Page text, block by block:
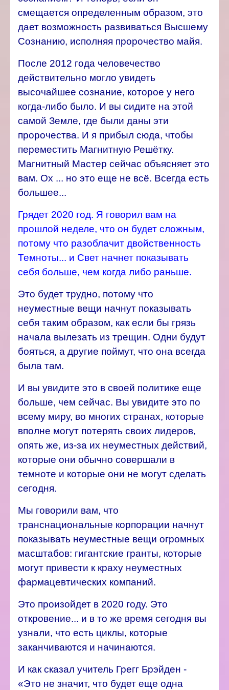
смещается определенным образом, это
дает возможность развиваться Высшему
Сознанию, исполняя пророчество майя.
После 2012 года человечество
действительно могло увидеть
высочайшее сознание, которое у него
когда-либо было. И вы сидите на этой
самой Земле, где были даны эти
пророчества. И я прибыл сюда, чтобы
переместить Магнитную Решётку.
Магнитный Мастер сейчас объясняет это
вам. Ох ... но это еще не всё. Всегда есть
большее...
Грядет 2020 год. Я говорил вам на
прошлой неделе, что он будет сложным,
потому что разоблачит двойственность
Темноты... и Свет начнет показывать
себя больше, чем когда либо раньше.
Это будет трудно, потому что
неуместные вещи начнут показывать
себя таким образом, как если бы грязь
начала вылезать из трещин. Одни будут
бояться, а другие поймут, что она всегда
была там.
И вы увидите это в своей политике еще
больше, чем сейчас. Вы увидите это по
всему миру, во многих странах, которые
вполне могут потерять своих лидеров,
опять же, из-за их неуместных действий,
которые они обычно совершали в
темноте и которые они не могут сделать
сегодня.
Мы говорили вам, что
транснациональные корпорации начнут
показывать неуместные вещи огромных
масштабов: гигантские гранты, которые
могут привести к краху неуместных
фармацевтических компаний.
Это произойдет в 2020 году. Это
откровение... и в то же время сегодня вы
узнали, что есть циклы, которые
заканчиваются и начинаются.
И как сказал учитель Грегг Брэйден -
«Это не значит, что будет еще одна